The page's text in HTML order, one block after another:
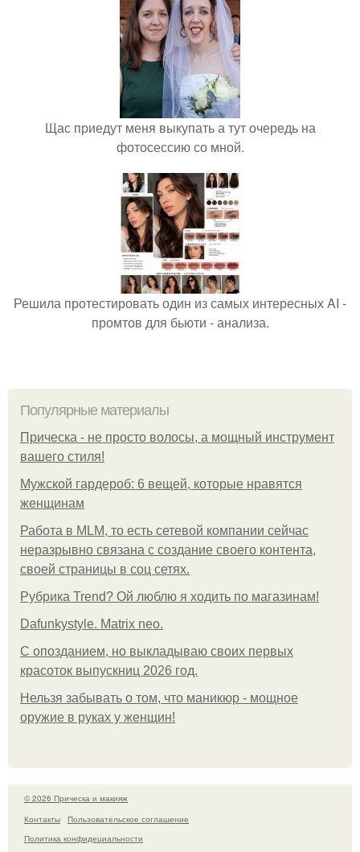
Щас приедут меня выкупать а тут очередь на
фотосессию со мной.
Решила протестировать один из самых интересных AI -
промтов для бьюти - анализа.
Популярные материалы
Прическа - не просто волосы, а мощный инструмент
вашего стиля!
Мужской гардероб: 6 вещей, которые нравятся
женщинам
Работа в MLM, то есть сетевой компании сейчас
неразрывно связана с создание своего контента,
своей страницы в соц сетях.
Рубрика Trend? Ой люблю я ходить по магазинам!
Dafunkystyle. Matrix neo.
С опозданием, но выкладываю своих первых
красоток выпускниц 2026 год.
Нельзя забывать о том, что маникюр - мощное
оружие в руках у женщин!
© 2026 Прическа и макияж
Контакты
Пользовательское соглашение
Политика конфидециальности